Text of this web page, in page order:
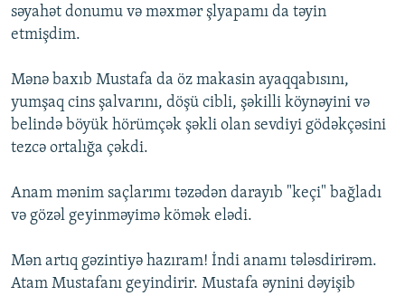
səyahət donumu və məxmər şlyapamı da təyin
etmişdim.
Mənə baxıb Mustafa da öz makasin ayaqqabısını,
yumşaq cins şalvarını, döşü cibli, şəkilli köynəyini və
belində böyük hörümçək şəkli olan sevdiyi gödəkçəsini
tezcə ortalığa çəkdi.
Anam mənim saçlarımı təzədən darayıb "keçi" bağladı
və gözəl geyinməyimə kömək elədi.
Mən artıq gəzintiyə hazıram! İndi anamı tələsdirirəm.
Atam Mustafanı geyindirir. Mustafa əynini dəyişib